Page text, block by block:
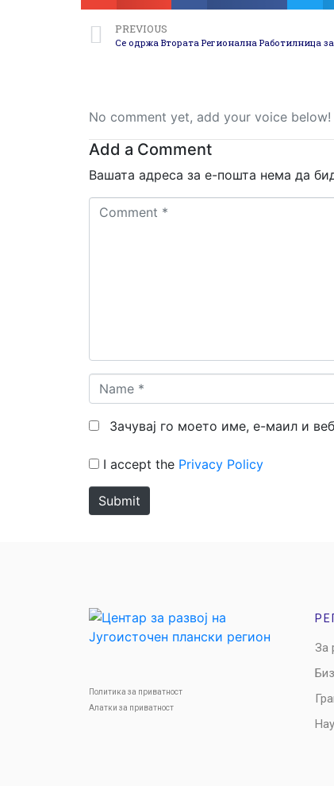
PREVIOUS
No comment yet, add your voice below!
Add a Comment
Вашата адреса за е-пошта нема да
Comment
Name
*
Зачувај го моето име, е-маил и
I accept the Privacy Policy
Submit
Политика за приватност
Алатки за приватност
За